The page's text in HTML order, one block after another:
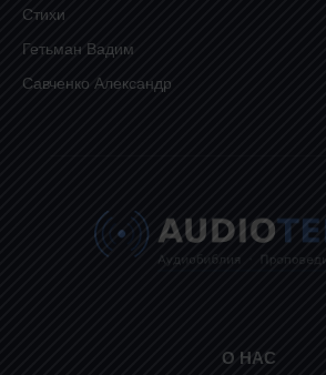
Стихи
Гетьман Вадим
Савченко Александр
О НАС